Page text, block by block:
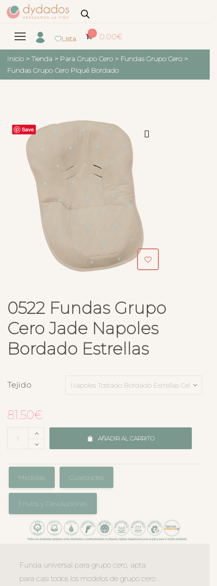
Lista
0 0.00€
Inicio > Tienda > Para Grupo Cero > Fundas Grupo Cero >
Fundas Grupo Cero Piqué Bordado
Save
0522 Fundas Grupo
Cero Jade Napoles
Bordado Estrellas
Tejido
81.50€
AÑADIR AL CARRITO
Medidas Cualidades
Envíos y Devoluciones
Funda universal para grupo cero, apta
para casi todos los modelos de grupo cero